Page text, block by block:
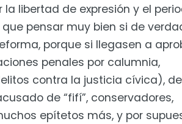
libertad de expresión y el
pensar muy bien si de
porque si llegasen a
penales por calumnia,
contra la justicia cívica),
de “fifí”, conservadores,
epítetos más, y por